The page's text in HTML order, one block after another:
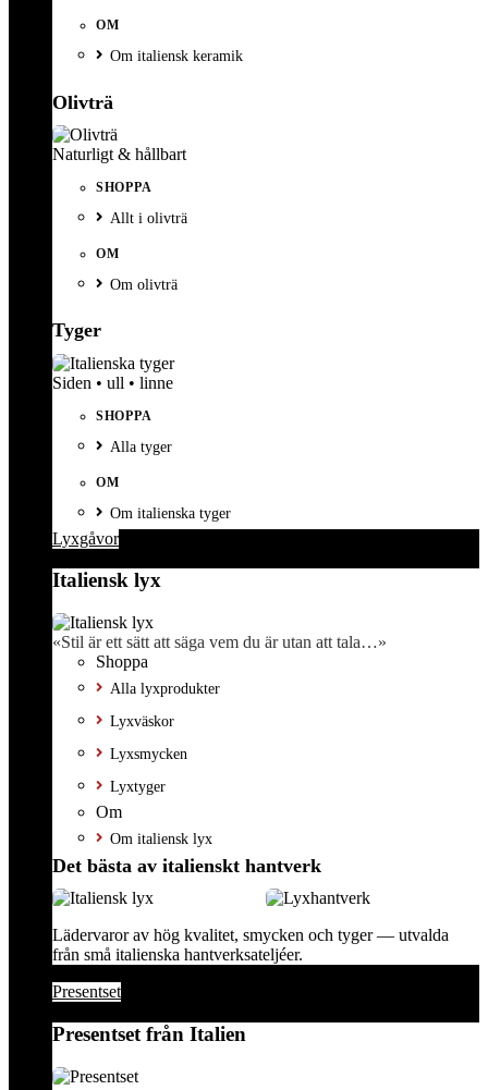
OM
Om italiensk keramik
Olivträ
Naturligt & hållbart
SHOPPA
Allt i olivträ
OM
Om olivträ
Tyger
Siden • ull • linne
SHOPPA
Alla tyger
OM
Om italienska tyger
Lyxgåvor
Italiensk lyx
«Stil är ett sätt att säga vem du är utan att tala…»
Shoppa
Alla lyxprodukter
Lyxväskor
Lyxsmycken
Lyxtyger
Om
Om italiensk lyx
Det bästa av italienskt hantverk
Lädervaror av hög kvalitet, smycken och tyger — utvalda
från små italienska hantverksateljéer.
Presentset
Presentset från Italien